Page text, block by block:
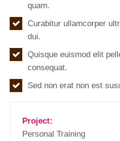
quam.
Curabitur ullamcorper
dui.
Quisque euismod elit
consequat.
Sed non erat non est
Project:
Personal Training